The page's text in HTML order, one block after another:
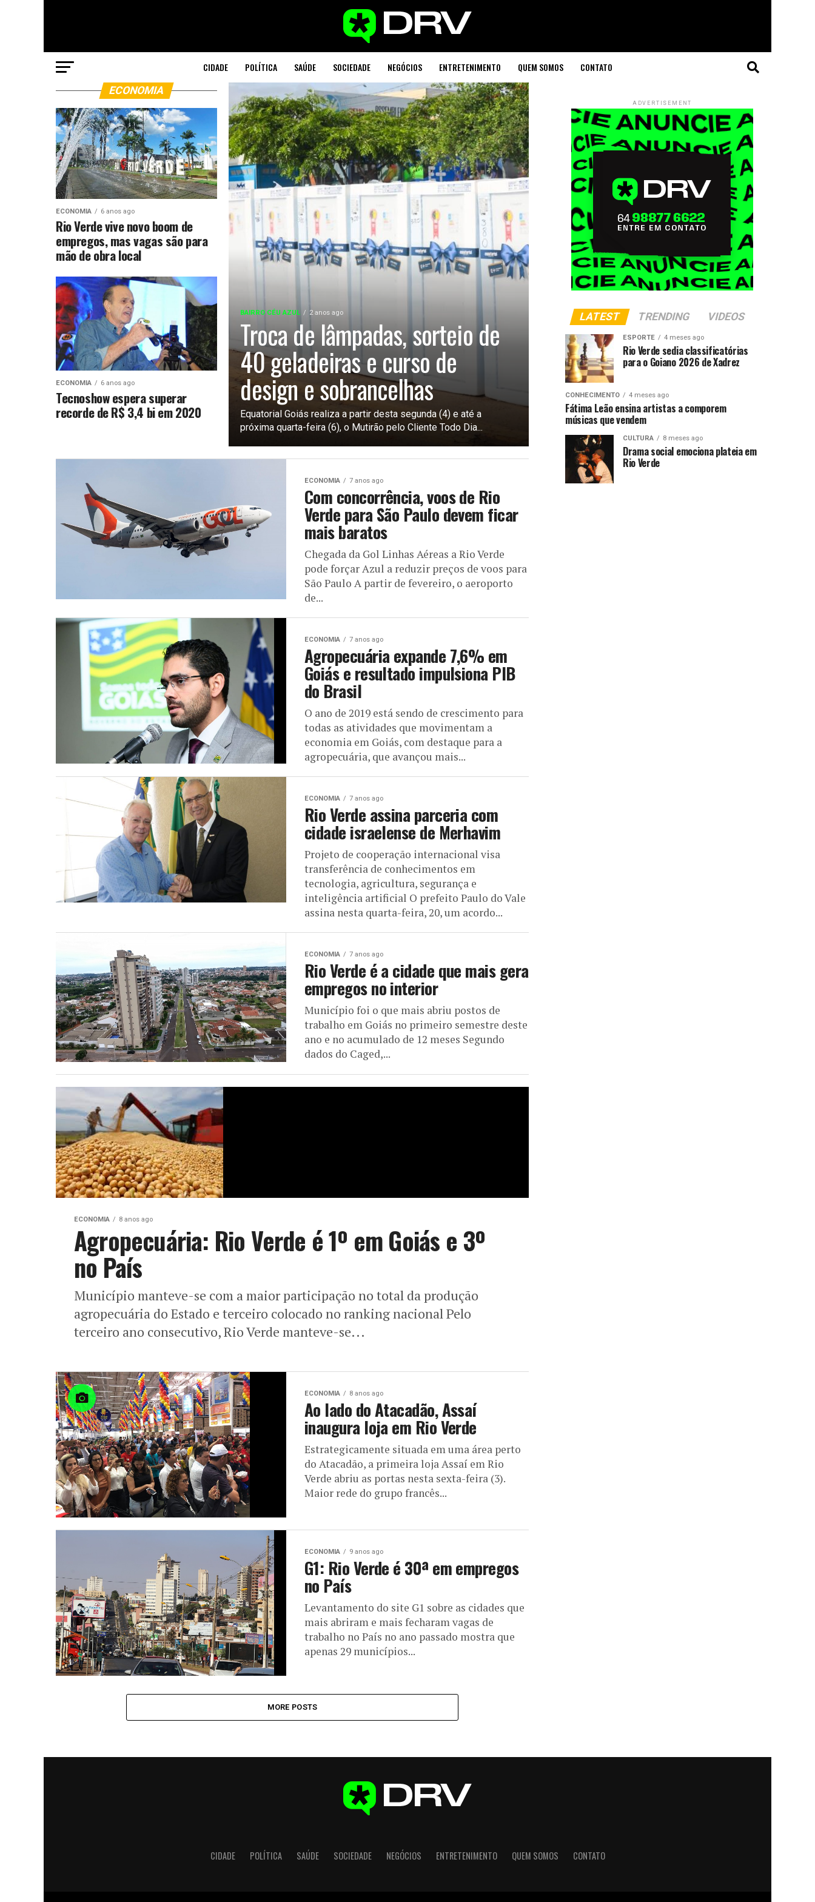
CIDADE POLÍTICA SAÚDE SOCIEDADE NEGÓCIOS ENTRETENIMENTO QUEM SOMOS CONTATO
BAIRRO CÉU AZUL 2 anos ago
Troca de lâmpadas, sorteio de
40 geladeiras e curso de
design e sobrancelhas
Equatorial Goiás realiza a partir desta segunda (4) e até a
próxima quarta-feira (6), o Mutirão pelo Cliente Todo Dia...
ECONOMIA
ECONOMIA 6 anos ago
Rio Verde vive novo boom de
empregos, mas vagas são para
mão de obra local
ECONOMIA 6 anos ago
Tecnoshow espera superar
recorde de R$ 3,4 bi em 2020
ECONOMIA 7 anos ago
Com concorrência, voos de Rio
Verde para São Paulo devem ficar
mais baratos
Chegada da Gol Linhas Aéreas a Rio Verde
pode forçar Azul a reduzir preços de voos para
São Paulo A partir de fevereiro, o aeroporto
de...
ECONOMIA 7 anos ago
Agropecuária expande 7,6% em
Goiás e resultado impulsiona PIB
do Brasil
O ano de 2019 está sendo de crescimento para
todas as atividades que movimentam a
economia em Goiás, com destaque para a
agropecuária, que avançou mais...
ECONOMIA 7 anos ago
Rio Verde assina parceria com
cidade israelense de Merhavim
Projeto de cooperação internacional visa
transferência de conhecimentos em
tecnologia, agricultura, segurança e
inteligência artificial O prefeito Paulo do Vale
assina nesta quarta-feira, 20, um acordo...
ECONOMIA 7 anos ago
Rio Verde é a cidade que mais gera
empregos no interior
Município foi o que mais abriu postos de
trabalho em Goiás no primeiro semestre deste
ano e no acumulado de 12 meses Segundo
dados do Caged,...
ECONOMIA 8 anos ago
Agropecuária: Rio Verde é 1º em Goiás e 3º
no País
Município manteve-se com a maior participação no total da produção
agropecuária do Estado e terceiro colocado no ranking nacional Pelo
terceiro ano consecutivo, Rio Verde manteve-se...
ECONOMIA 8 anos ago
Ao lado do Atacadão, Assaí
inaugura loja em Rio Verde
Estrategicamente situada em uma área perto
do Atacadão, a primeira loja Assaí em Rio
Verde abriu as portas nesta sexta-feira (3).
Maior rede do grupo francês...
ECONOMIA 9 anos ago
G1: Rio Verde é 30ª em empregos
no País
Levantamento do site G1 sobre as cidades que
mais abriram e mais fecharam vagas de
trabalho no País no ano passado mostra que
apenas 29 municípios...
MORE POSTS
ADVERTISEMENT
LATEST TRENDING VIDEOS
ESPORTE 4 meses ago
Rio Verde sedia classificatórias
para o Goiano 2026 de Xadrez
CONHECIMENTO 4 meses ago
Fátima Leão ensina artistas a comporem
músicas que vendem
CULTURA 8 meses ago
Drama social emociona plateia em
Rio Verde
CIDADE POLÍTICA SAÚDE SOCIEDADE NEGÓCIOS ENTRETENIMENTO QUEM SOMOS CONTATO